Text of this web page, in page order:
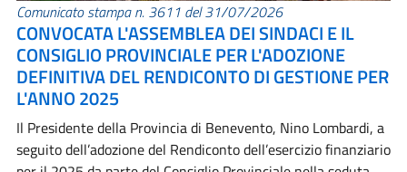
Comunicato stampa n. 3611 del 31/07/2026
CONVOCATA L'ASSEMBLEA DEI SINDACI E IL
CONSIGLIO PROVINCIALE PER L'ADOZIONE
DEFINITIVA DEL RENDICONTO DI GESTIONE PER
L'ANNO 2025
Il Presidente della Provincia di Benevento, Nino Lombardi, a
seguito dell’adozione del Rendiconto dell’esercizio finanziario